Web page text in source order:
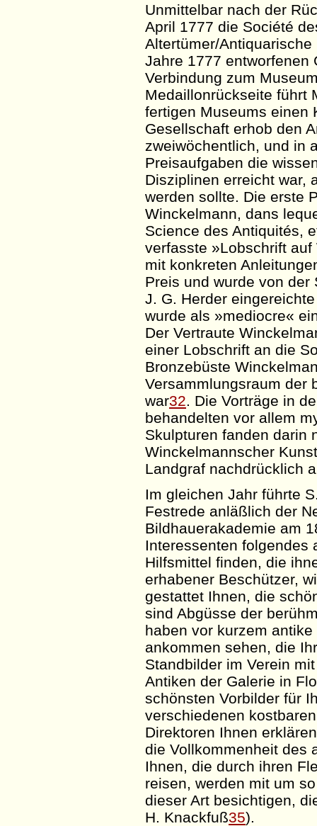
Unmittelbar nach der
April 1777 die Société
Altertümer/
Jahre 1777 entworfenen
Verbindung zum
Medaillonrückseite führt
fertigen Museums einen
Gesellschaft erhob den
zweiwöchentlich, und in
Preisaufgaben die
Disziplinen erreicht war,
werden sollte. Die erste
Winckelmann, dans
Science des Antiquités,
verfasste »Lobschrift
mit konkreten
Preis und wurde von der
J. G. Herder
wurde als »mediocre«
Der Vertraute
einer Lobschrift an die
Bronzebüste
Versammlungsraum der
war32. Die Vorträge in
behandelten vor allem
Skulpturen fanden darin
Winckelmannscher
Landgraf nachdrücklich
Im gleichen Jahr führte
Festrede anläßlich der
Bildhauerakademie am
Interessenten
Hilfsmittel finden, die
erhabener Beschützer,
gestattet Ihnen, die
sind Abgüsse der
haben vor kurzem
ankommen sehen, die
Standbilder im Verein
Antiken der Galerie in
schönsten Vorbilder für
verschiedenen
Direktoren Ihnen
die Vollkommenheit des
Ihnen, die durch ihren
reisen, werden mit um
dieser Art besichtigen,
H. Knackfuß35).